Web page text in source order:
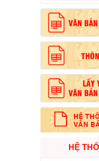
HỆ